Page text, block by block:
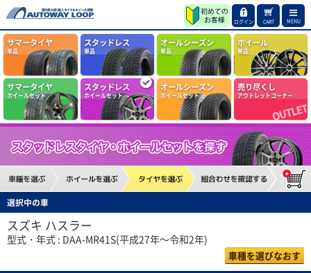
ログイン CART MENU
サマータイヤ
単品
スタッドレス
単品
オールシーズン
単品
ホイール
単品
サマータイヤ
ホイールセット
スタッドレス
ホイールセット
オールシーズン
ホイールセット
売り尽くし
アウトレットコーナー
選択中の車
スズキ ハスラー
型式・年式 : DAA-MR41S(平成27年～令和2年)
車種を選びなおす